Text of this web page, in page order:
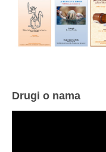
Drugi o nama